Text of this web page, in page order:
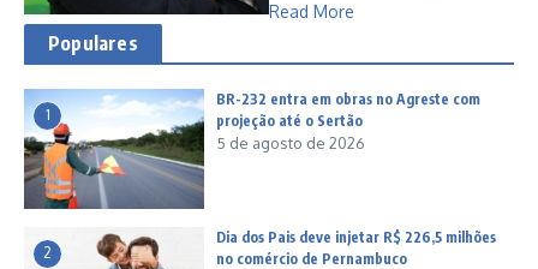
Read More
Populares
1
BR-232 entra em obras no Agreste com
projeção até o Sertão
5 de agosto de 2026
2
Dia dos Pais deve injetar R$ 226,5 milhões
no comércio de Pernambuco